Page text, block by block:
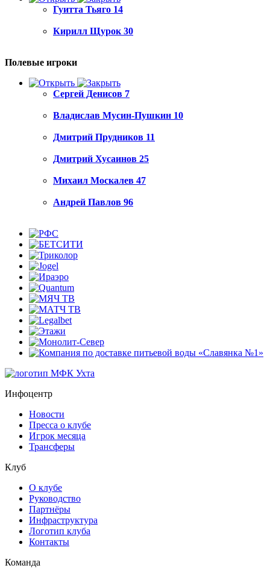
Гуитта Тьяго 14
Кирилл Щурок 30
Полевые игроки
Сергей Денисов 7
Владислав Мусин-Пушкин 10
Дмитрий Прудников 11
Дмитрий Хусаинов 25
Михаил Москалев 47
Андрей Павлов 96
Инфоцентр
Новости
Пресса о клубе
Игрок месяца
Трансферы
Клуб
О клубе
Руководство
Партнёры
Инфраструктура
Логотип клуба
Контакты
Команда